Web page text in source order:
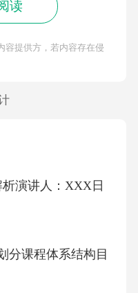
读
容提供方，若内容存在侵
演讲人：XXX日
分课程体系结构目